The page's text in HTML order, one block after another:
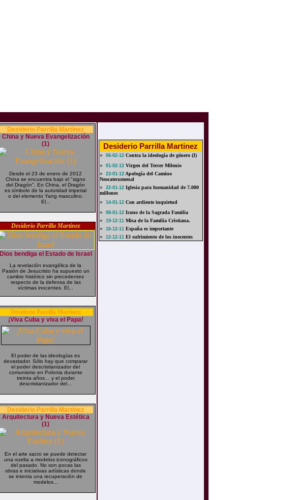
Desiderio Parrilla Martinez
China y Nueva Evangelización
(1)
Desde el 23 de enero de 2012
China se encuentra bajo el "signo
del Dragón". En China, el Dragón
es símbolo de la autoridad imperial
o del elemento Yang masculino.
El...
Desiderio Parrilla Martinez
Dios bendiga el Estado de Israel
La revelación evangélica de la
Pasión de Jesucristo ha supuesto un
cambio histórico sin precedentes
respecto de la defensa de las
víctimas inocentes. El...
Desiderio Parrilla Martinez
¡Viva Cuba y viva el Papa!
El poder de las ideologías es
devastador. Sólo hay que comparar
el poder descristianizador del
comunismo en Polonia durante
treinta años… y el poder
descristianizador del...
Desiderio Parrilla Martinez
Arquitectura y Nueva Estética
(1)
En el arte sacro se puede detectar
una vuelta a modelos iconográficos
del pasado. No son pocas las
obras e iniciativas artísticas donde
se intenta una recuperación de
modelos...
Desiderio Parrilla Martinez
» 06-02-12Contra la ideología de género (I)
»
01-02-12Virgen del Tercer Milenio
»
23-01-12Apología del Camino
Neocatecumenal
»
22-01-12Iglesia para humanidad de 7.000
millones
»
14-01-12Con ardiente inquietud
»
08-01-12Icono de la Sagrada Familia
»
19-12-11 Misa de la Familia Cristiana.
»
16-12-11 España es importante
»
12-12-11 El sufrimiento de los inocentes